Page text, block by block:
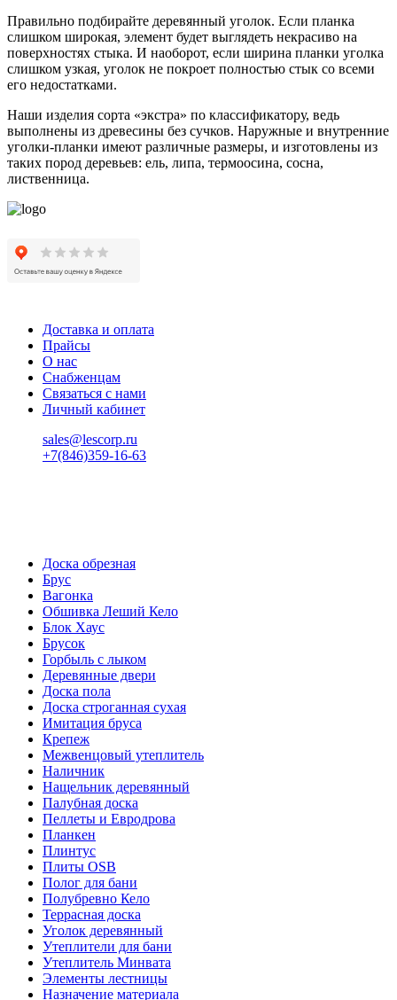
Правильно подбирайте деревянный уголок. Если планка
слишком широкая, элемент будет выглядеть некрасиво на
поверхностях стыка. И наоборот, если ширина планки уголка
слишком узкая, уголок не покроет полностью стык со всеми
его недостатками.
Наши изделия сорта «экстра» по классификатору, ведь
выполнены из древесины без сучков. Наружные и внутренние
уголки-планки имеют различные размеры, и изготовлены из
таких пород деревьев: ель, липа, термоосина, сосна,
лиственница.
Доставка и оплата
Прайсы
О нас
Снабженцам
Связаться с нами
Личный кабинет
sales@lescorp.ru
+7(846)359-16-63
Доска обрезная
Брус
Вагонка
Обшивка Леший Кело
Блок Хаус
Брусок
Горбыль с лыком
Деревянные двери
Доска пола
Доска строганная сухая
Имитация бруса
Крепеж
Межвенцовый утеплитель
Наличник
Нащельник деревянный
Палубная доска
Пеллеты и Евродрова
Планкен
Плинтус
Плиты OSB
Полог для бани
Полубревно Кело
Террасная доска
Уголок деревянный
Утеплители для бани
Утеплитель Минвата
Элементы лестницы
Назначение материала